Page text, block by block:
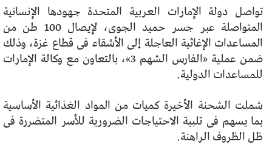
تواصل دولة الإمارات العربية المتحدة جهودها الإنسانية
المتواصلة عبر جسر حميد الجوى، لإيصال 100 طن من
المساعدات الإغاثية العاجلة إلى الأشقاء فى قطاع غزة، وذلك
ضمن عملية «الفارس الشهم 3»، بالتعاون مع وكالة الإمارات
للمساعدات الدولية.
شملت الشحنة الأخيرة كميات من المواد الغذائية الأساسية
بما يسهم فى تلبية الاحتياجات الضرورية للأسر المتضررة فى
ظل الظروف الراهنة.